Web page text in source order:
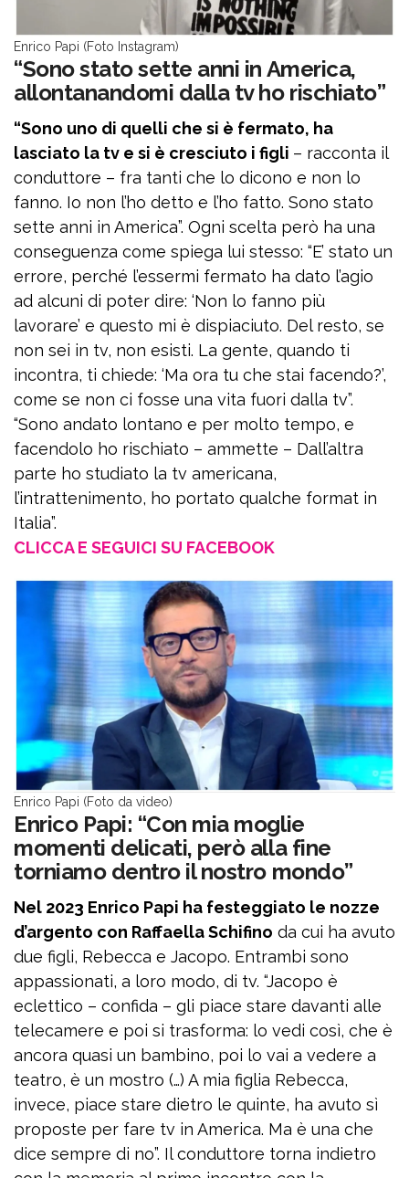
Enrico Papi (Foto Instagram)
“Sono stato sette anni in America,
allontanandomi dalla tv ho rischiato”
“Sono uno di quelli che si è fermato, ha
lasciato la tv e si è cresciuto i figli – racconta il
conduttore – fra tanti che lo dicono e non lo
fanno. Io non l’ho detto e l’ho fatto. Sono stato
sette anni in America”. Ogni scelta però ha una
conseguenza come spiega lui stesso: “E’ stato un
errore, perché l’essermi fermato ha dato l’agio
ad alcuni di poter dire: ‘Non lo fanno più
lavorare’ e questo mi è dispiaciuto. Del resto, se
non sei in tv, non esisti. La gente, quando ti
incontra, ti chiede: ‘Ma ora tu che stai facendo?’,
come se non ci fosse una vita fuori dalla tv”.
“Sono andato lontano e per molto tempo, e
facendolo ho rischiato – ammette – Dall’altra
parte ho studiato la tv americana,
l’intrattenimento, ho portato qualche format in
Italia”.
CLICCA E SEGUICI SU FACEBOOK
Enrico Papi (Foto da video)
Enrico Papi: “Con mia moglie
momenti delicati, però alla fine
torniamo dentro il nostro mondo”
Nel 2023 Enrico Papi ha festeggiato le nozze
d’argento con Raffaella Schifino da cui ha avuto
due figli, Rebecca e Jacopo. Entrambi sono
appassionati, a loro modo, di tv. “Jacopo è
eclettico – confida – gli piace stare davanti alle
telecamere e poi si trasforma: lo vedi così, che è
ancora quasi un bambino, poi lo vai a vedere a
teatro, è un mostro (…) A mia figlia Rebecca,
invece, piace stare dietro le quinte, ha avuto sì
proposte per fare tv in America. Ma è una che
dice sempre di no”. Il conduttore torna indietro